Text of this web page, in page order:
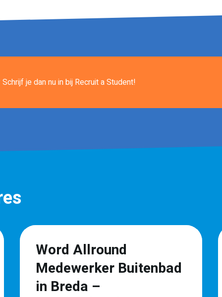
je dan nu inbij Recruit a Student!
Word Allround
Medewerker Buitenbad
in Breda –